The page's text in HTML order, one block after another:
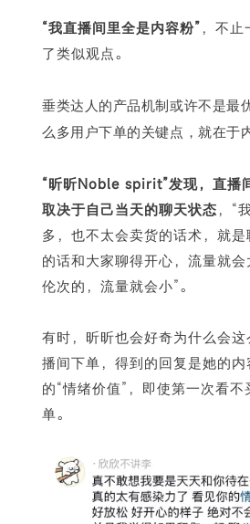
“我直播间里全是内容粉” ，不止
了类似观点。
垂类达人的产品机制或许不是最
么多用户下单的关键点，就在于
“昕昕Noble spirit”发现，直播
取决于自己当天的聊天状态 ，“
多，也不太会卖货的话术，就
的话和大家聊得开心，流量就
伦次的，流量就会小”。
有时，昕昕也会好奇为什么会
播间下单，得到的回复是她的
的“情绪价值”，即使第一次看
单。